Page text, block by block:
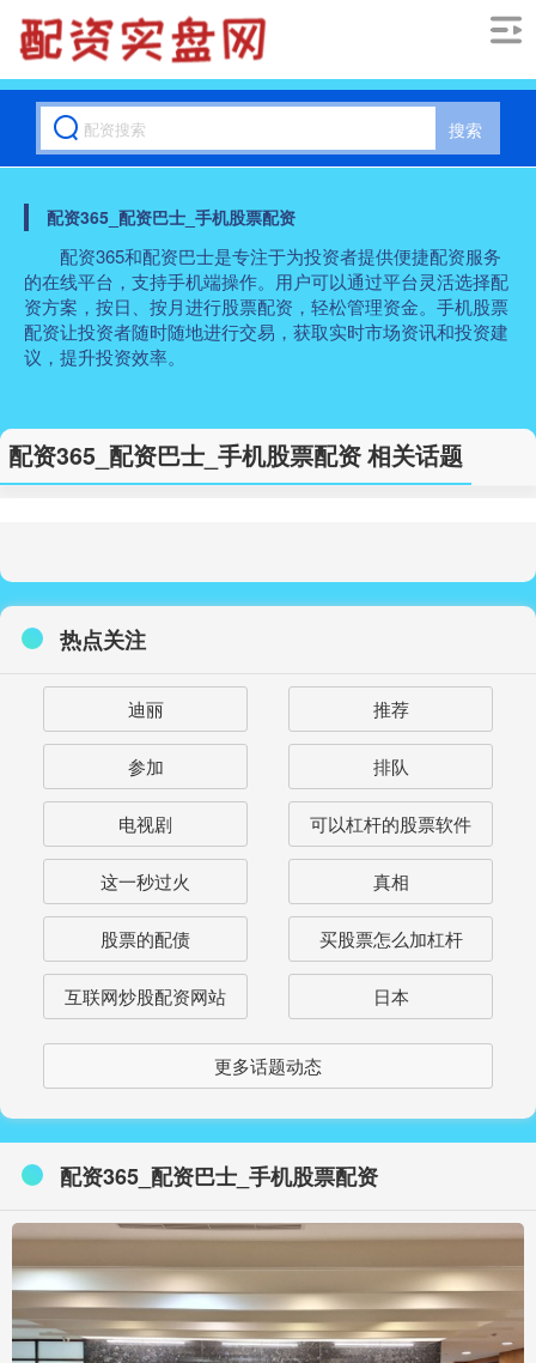
搜索
配资365_配资巴士_手机股票配资
配资365和配资巴士是专注于为投资者提供便捷配资服务
的在线平台，支持手机端操作。用户可以通过平台灵活选择配
资方案，按日、按月进行股票配资，轻松管理资金。手机股票
配资让投资者随时随地进行交易，获取实时市场资讯和投资建
议，提升投资效率。
配资365_配资巴士_手机股票配资 相关话题
热点关注
迪丽 推荐
参加 排队
电视剧 可以杠杆的股票软件
这一秒过火 真相
股票的配债 买股票怎么加杠杆
互联网炒股配资网站 日本
更多话题动态
配资365_配资巴士_手机股票配资